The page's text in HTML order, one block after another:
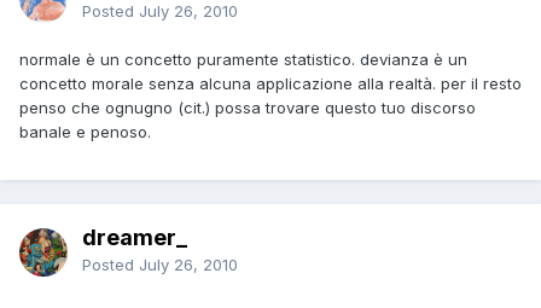
Posted July 26, 2010
normale è un concetto puramente statistico. devianza è un
concetto morale senza alcuna applicazione alla realtà. per il resto
penso che ognugno (cit.) possa trovare questo tuo discorso
banale e penoso.
dreamer_
Posted July 26, 2010